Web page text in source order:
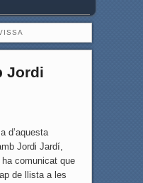
Jordi
d’aquesta
Jordi Jardí,
comunicat que
de llista a les